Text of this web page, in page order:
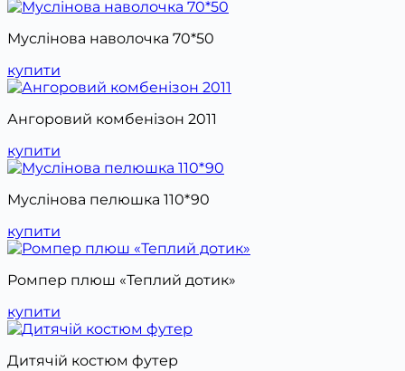
Муслінова наволочка 70*50
купити
Ангоровий комбенізон 2011
купити
Муслінова пелюшка 110*90
купити
Ромпер плюш «Теплий дотик»
купити
Дитячій костюм футер